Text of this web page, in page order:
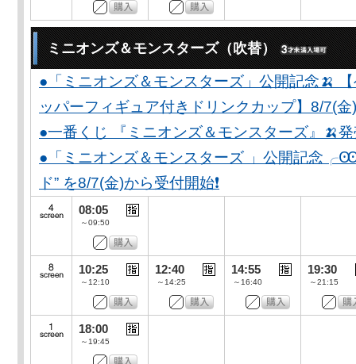
ミニオンズ＆モンスターズ（吹替）
●「ミニオンズ＆モンスターズ」公開記念🍌
ッパーフィギュア付きドリンクカップ】8/7(金
●一番くじ 『ミニオンズ＆モンスターズ』🍌
●「ミニオンズ＆モンスターズ 」公開記念
ド” を8/7(金)から受付開始❗️
08:05
～09:50
10:25
～12:10
12:40
～14:25
14:55
～16:40
19:30
～21:15
18:00
～19:45